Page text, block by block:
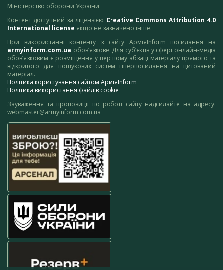
Міністерство оборони України
Контент доступний за ліцензією Creative Commons Attribution 4.0
International license якщо не зазначено інше.
При використанні контенту з сайту АрміяInform посилання на
armyinform.com.ua обов’язкове. Для суб’єктів у сфері онлайн-медіа
обов’язковим є розміщення у першому абзаці матеріалу прямого та
відкритого для пошукових систем гіперпосилання на цитований
матеріал.
Політика користування сайтом АрміяInform
Політика використання файлів cookie
Зауваження та пропозиції по роботі сайту надсилайте на адресу:
webmaster@armyinform.com.ua